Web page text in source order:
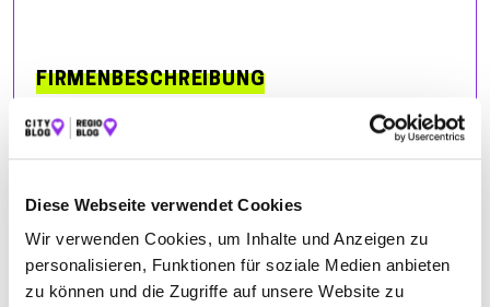
Diese Webseite verwendet Cookies
Wir verwenden Cookies, um Inhalte und Anzeigen zu
personalisieren, Funktionen für soziale Medien anbieten
zu können und die Zugriffe auf unsere Website zu
FIRMENBESCHREIBUNG
Herstellung und Montage von Kömmerling Kunststoff
Fenster , Haustüren , Rollläden , Wintergärten .
BILDER